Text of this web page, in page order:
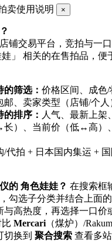
卖使用说明 ×
铺交易平台，竞拍与一
」 相关的在售拍品，便
筛选： 价格区间、成色
邮、卖家类型（店铺/个人
排序： 人气、最新上架
长）、当前价（低↔高）
/代拍 + 日本国内集运 +
的 角色娃娃？ 在搜索框
勾选子分类并结合上面
与高热度，再选择一口价
Mercari （煤炉）/
切换到 聚合搜索 查看多站